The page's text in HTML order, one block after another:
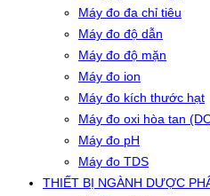
Máy đo đa chỉ tiêu
Máy đo độ dẫn
Máy đo độ mặn
Máy đo ion
Máy đo kích thước hạt
Máy đo oxi hòa tan
Máy đo pH
Máy đo TDS
THIẾT BỊ NGÀNH DƯỢC